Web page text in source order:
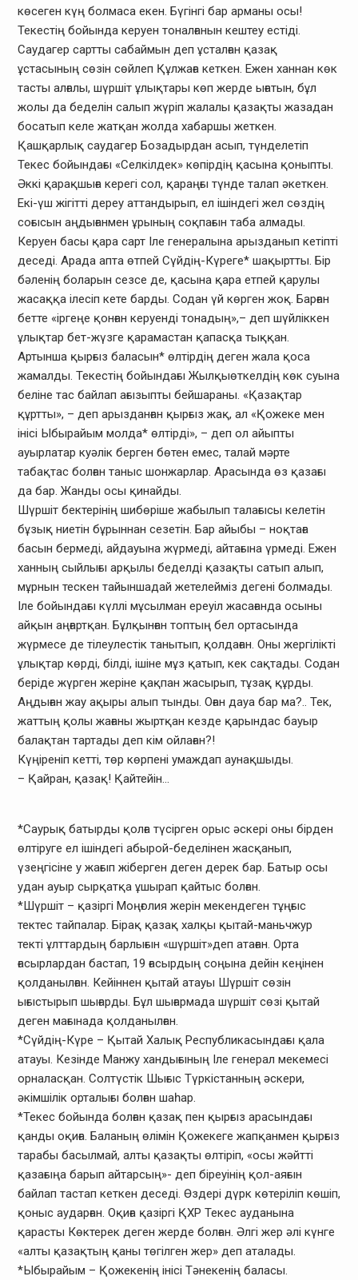
көсеген күң болмаса екен. Бүгінгі бар арманы осы!
Текестің бойында керуен тоналғанын кештеу естіді.
Саудагер сартты сабаймын деп ұсталған қазақ
ұстасының сөзін сөйлеп Құлжаға кеткен. Ежен ханнан көк
тасты алғалы, шүршіт ұлықтары көп жерде ығатын, бұл
жолы да беделін салып жүріп жалалы қазақты жазадан
босатып келе жатқан жолда хабаршы жеткен.
Қашқарлық саудагер Бозадырдан асып, түнделетіп
Текес бойындағы «Селкiлдек» көпірдің қасына қоныпты.
Әккі қарақшыға керегі сол, қараңғы түнде талап әкеткен.
Екі-үш жігітті дереу аттандырып, ел ішіндегі жел сөздің
соғысын аңдығанмен ұрының соқпағын таба алмады.
Керуен басы қара сарт Іле генералына арызданып кетіпті
деседі. Арада апта өтпей Сүйдің-Күреге* шақыртты. Бір
бәленің боларын сезсе де, қасына қара етпей қарулы
жасаққа ілесіп кете барды. Содан үй көрген жоқ. Барған
бетте «іргеңе қонған керуенді тонадың»,– деп шүйліккен
ұлықтар бет-жүзге қарамастан қапасқа тыққан.
Артынша қырғыз баласын* өлтірдің деген жала қоса
жамалды. Текестің бойындағы Жылқыөткелдің көк суына
беліне тас байлап ағызыпты бейшараны. «Қазақтар
құртты», – деп арызданған қырғыз жақ, ал «Қожеке мен
інісі Ыбырайым молда* өлтірді», – деп ол айыпты
ауырлатар куәлік берген бөтен емес, талай мәрте
табақтас болған таныс шонжарлар. Арасында өз қазағы
да бар. Жанды осы қинайды.
Шүршіт бектерінің шибөріше жабылып талағысы келетін
бұзық ниетін бұрыннан сезетін. Бар айыбы – ноқтаға
басын бермеді, айдауына жүрмеді, айтағына үрмеді. Ежен
ханның сыйлығы арқылы беделді қазақты сатып алып,
мұрнын тескен тайыншадай жетелейміз дегені болмады.
Іле бойындағы күллі мұсылман ереуіл жасағанда осыны
айқын аңғартқан. Бұлқынған топтың бел ортасында
жүрмесе де тілеулестік танытып, қолдаған. Оны жергілікті
ұлықтар көрді, білді, ішіне мұз қатып, кек сақтады. Содан
беріде жүрген жеріне қақпан жасырып, тұзақ құрды.
Аңдыған жау ақыры алып тынды. Оған дауа бар ма?.. Тек,
жаттың қолы жағаны жыртқан кезде қарындас бауыр
балақтан тартады деп кім ойлаған?!
Күңіреніп кетті, төр көрпені умаждап аунақшыды.
– Қайран, қазақ! Қайтейін…
*Саурық батырды қолға түсірген орыс әскері оны бірден
өлтіруге ел ішіндегі абырой-беделінен жасқанып,
үзеңгісіне у жағып жіберген деген дерек бар. Батыр осы
удан ауыр сырқатқа ұшырап қайтыс болған.
*Шүршіт – қазіргі Моңғолия жерін мекендеген тұңғыс
тектес тайпалар. Бірақ қазақ халқы қытай-маньчжур
текті ұлттардың барлығын «шүршіт»деп атаған. Орта
ғасырлардан бастап, 19 ғасырдың соңына дейін кеңінен
қолданылған. Кейіннен қытай атауы Шүршіт сөзін
ығыстырып шығарды. Бұл шығармада шүршіт сөзі қытай
деген мағынада қолданылған.
*Сүйдің-Күре – Қытай Халық Республикасындағы қала
атауы. Кезінде Манжу хандығының Іле генерал мекемесі
орналасқан. Солтүстік Шығыс Түркістанның әскери,
әкімшілік орталығы болған шаһар.
*Текес бойында болған қазақ пен қырғыз арасындағы
қанды оқиға. Баланың өлімін Қожекеге жапқанмен қырғыз
тарабы басылмай, алты қазақты өлтіріп, «осы жәйтті
қазағыңа барып айтарсың»- деп біреуінің қол-аяғын
байлап тастап кеткен деседі. Өздері дүрк көтеріліп көшіп,
қоныс аударған. Оқиға қазіргі ҚХР Текес ауданына
қарасты Көктерек деген жерде болған. Әлгі жер әлі күнге
«алты қазақтың қаны төгілген жер» деп аталады.
*Ыбырайым – Қожекенің інісі Тәнекенің баласы.